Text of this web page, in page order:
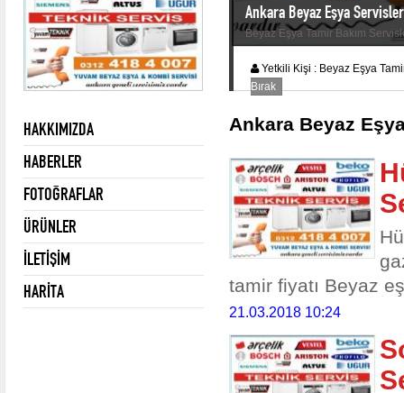
Ankara Beyaz Eşya
Beyaz Eşya Tamir Bakım
Yetkili Kişi : Beyaz Eşya
Bırak
HAKKIMIZDA
HABERLER
FOTOĞRAFLAR
ÜRÜNLER
İLETİŞİM
HARİTA
Ankara Beyaz
tamir fiyatı Beyaz
21.03.2018 10:24